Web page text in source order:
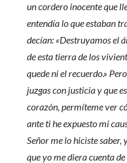
un cordero inocente que
entendía lo que estaban
decían: «Destruyamos el
de esta tierra de los
quede ni el recuerdo.»
juzgas con justicia y que
corazón, permíteme ver
ante ti he expuesto mi
Señor me lo hiciste
que yo me diera cuenta